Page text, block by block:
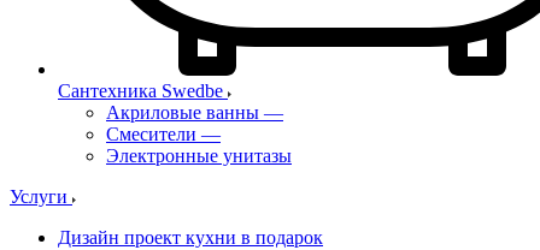
Сантехника Swedbe
Акриловые ванны —
Смесители —
Электронные унитазы
Услуги
Дизайн проект кухни в подарок